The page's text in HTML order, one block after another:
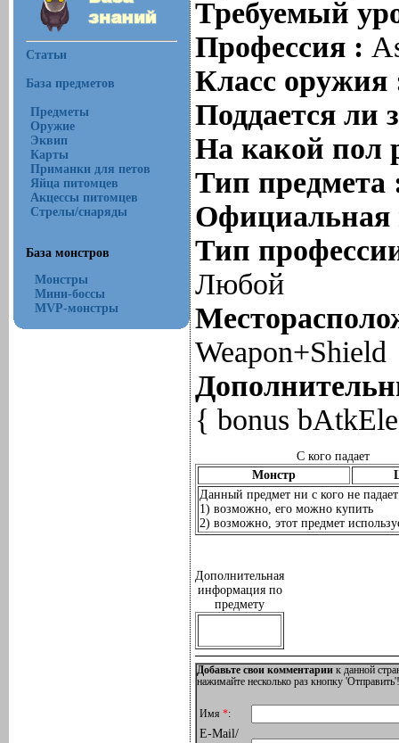
Статьи
База предметов
Предметы
Оружие
Эквип
Карты
Приманки для петов
Яйца питомцев
Акцессы питомцев
Стрелы/снаряды
База монстров
Монстры
Мини-боссы
MVP-монстры
Требуемый
Профессия :
Класс
Поддается ли
На какой пол
Тип
Тип
Любой
Weapon+Shield
{ bonus
С кого падает
Монстр
Данный предмет ни с кого не падает
1) возможно, его можно купить
2) возможно, этот предмет
Дополнительная
информация по
предмету
Добавьте свои комментарии к данной
нажимайте несколько раз кнопку
Имя*:
E-Mail/